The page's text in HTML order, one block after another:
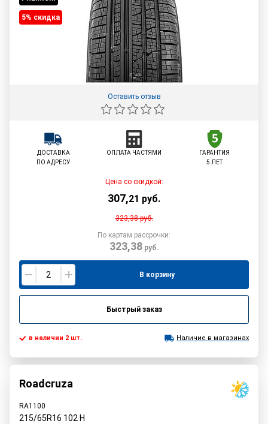
5% cкидка
Оставить отзыв
ДОСТАВКА
ПО АДРЕСУ
ОПЛАТА ЧАСТЯМИ
ГАРАНТИЯ
5 ЛЕТ
Цена со скидкой:
307,21 руб.
323,38руб.
По картам рассрочки:
323,38руб.
В корзину
Быстрый заказ
в наличии 2 шт. Наличие в магазинах
Roadcruza
RA1100
215/65R16 102 H